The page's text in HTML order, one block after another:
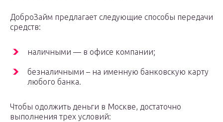
ДоброЗайм предлагает следующие способы передачи
средств:
наличными — в офисе компании;
безналичными – на именную банковскую карту
любого банка.
Чтобы одолжить деньги в Москве, достаточно
выполнения трех условий: